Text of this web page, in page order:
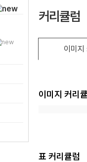
커리큘럼
이미지
이미지 커리
표 커리큘럼